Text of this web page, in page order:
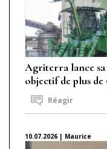
Agriterra lance sa
objectif de plus de
Réagir
10.07.2026 | Maurice